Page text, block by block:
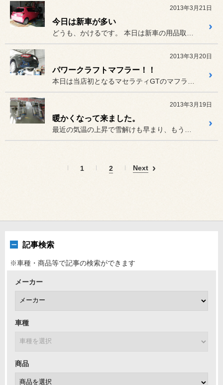
2013年3月21日
今日は新車が多い
2013年3月20日
パワークラフトマフラー！！
2013年3月19日
暖かくなって来ました。
1 2 Next
記事検索
※車種・商品等で記事の検索ができます
メーカー
車種
商品